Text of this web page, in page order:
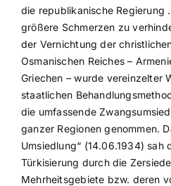
die republikanische Regierung
größere Schmerzen zu
der Vernichtung der
Osmanischen Reiches –
Griechen – wurde vereinzelter
staatlichen
die umfassende
ganzer Regionen genommen.
Umsiedlung“ (14.06.1934) sah
Türkisierung durch die
Mehrheitsgebiete bzw. deren